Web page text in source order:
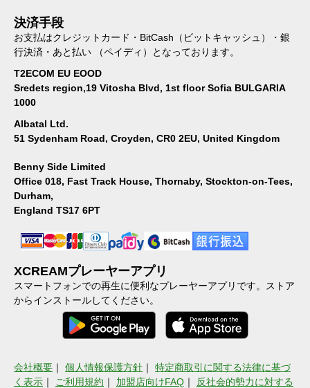
決済手段
お支払はクレジットカード・BitCash（ビットキャッシュ）・銀
行決済・あと払い （ペイディ）となっております。
T2ECOM EU EOOD
Sredets region,19 Vitosha Blvd, 1st floor Sofia BULGARIA
1000
Albatal Ltd.
51 Sydenham Road, Croyden, CR0 2EU, United Kingdom
Benny Side Limited
Office 018, Fast Track House, Thornaby, Stockton-on-Tees,
Durham,
England TS17 6PT
XCREAMプレーヤーアプリ
スマートフォンでの再生に便利なプレーヤーアプリです。ストア
からインストールしてください。
会社概要 ｜ 個人情報保護方針 ｜ 特定商取引に関する法律に基づ
く表示 ｜ ご利用規約 ｜ 加盟店向けFAQ ｜ 反社会的勢力に対する